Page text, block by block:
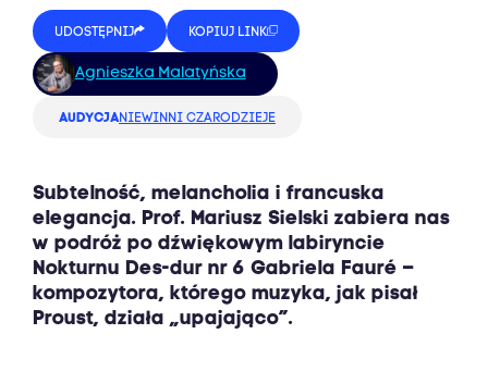
UDOSTĘPNIJ KOPIUJ LINK
Agnieszka Malatyńska
AUDYCJANIEWINNI CZARODZIEJE
Subtelność, melancholia i francuska
elegancja. Prof. Mariusz Sielski zabiera nas
w podróż po dźwiękowym labiryncie
Nokturnu Des-dur nr 6 Gabriela Fauré –
kompozytora, którego muzyka, jak pisał
Proust, działa „upajająco”.